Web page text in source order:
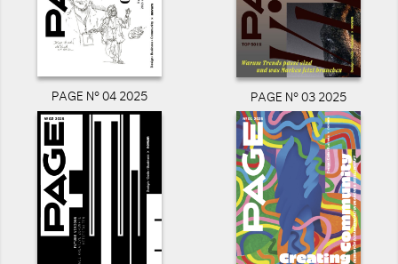
PAGE N° 04 2025 PAGE N° 03 2025